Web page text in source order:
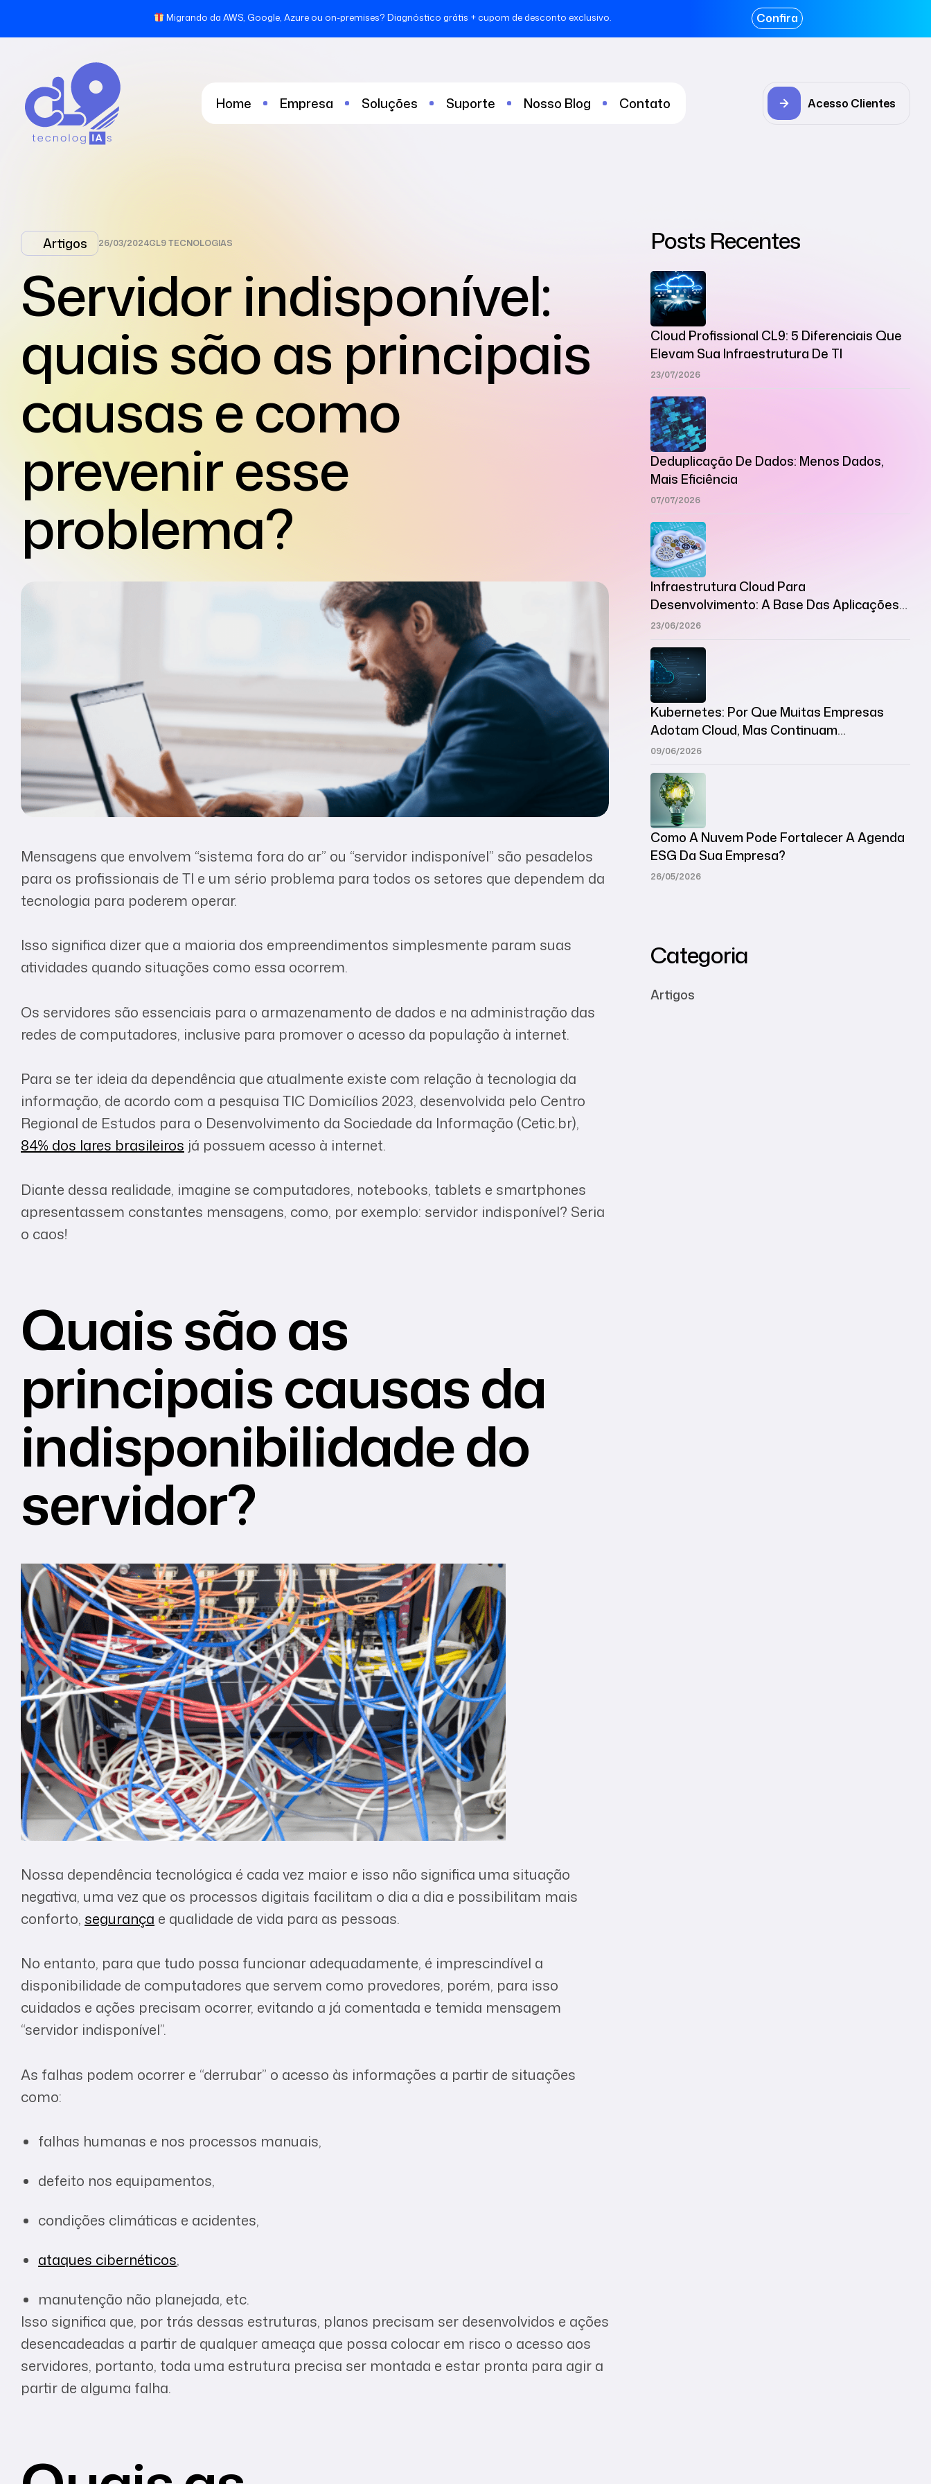
Migrando da AWS, Google, Azure ou on-premises? Diagnóstico grátis + cupom de desconto exclusivo. Confira
Home Empresa Soluções Suporte Nosso Blog Contato Acesso Clientes
Artigos 26/03/2024CL9 TECNOLOGIAS
Servidor indisponível:
quais são as principais
causas e como
prevenir esse
problema?
Mensagens que envolvem “sistema fora do ar” ou “servidor indisponível” são pesadelos
para os profissionais de TI e um sério problema para todos os setores que dependem da
tecnologia para poderem operar.
Isso significa dizer que a maioria dos empreendimentos simplesmente param suas
atividades quando situações como essa ocorrem.
Os servidores são essenciais para o armazenamento de dados e na administração das
redes de computadores, inclusive para promover o acesso da população à internet.
Para se ter ideia da dependência que atualmente existe com relação à tecnologia da
informação, de acordo com a pesquisa TIC Domicílios 2023, desenvolvida pelo Centro
Regional de Estudos para o Desenvolvimento da Sociedade da Informação (Cetic.br),
84% dos lares brasileiros já possuem acesso à internet.
Diante dessa realidade, imagine se computadores, notebooks, tablets e smartphones
apresentassem constantes mensagens, como, por exemplo: servidor indisponível? Seria
o caos!
Quais são as
principais causas da
indisponibilidade do
servidor?
Nossa dependência tecnológica é cada vez maior e isso não significa uma situação
negativa, uma vez que os processos digitais facilitam o dia a dia e possibilitam mais
conforto, segurança e qualidade de vida para as pessoas.
No entanto, para que tudo possa funcionar adequadamente, é imprescindível a
disponibilidade de computadores que servem como provedores, porém, para isso
cuidados e ações precisam ocorrer, evitando a já comentada e temida mensagem
“servidor indisponível”.
As falhas podem ocorrer e “derrubar” o acesso às informações a partir de situações
como:
falhas humanas e nos processos manuais,
defeito nos equipamentos,
condições climáticas e acidentes,
ataques cibernéticos,
manutenção não planejada, etc.
Isso significa que, por trás dessas estruturas, planos precisam ser desenvolvidos e ações
desencadeadas a partir de qualquer ameaça que possa colocar em risco o acesso aos
servidores, portanto, toda uma estrutura precisa ser montada e estar pronta para agir a
partir de alguma falha.
Posts Recentes
23/07/2026
Cloud Profissional CL9: 5 Diferenciais Que
Elevam Sua Infraestrutura De TI
07/07/2026
Deduplicação De Dados: Menos Dados,
Mais Eficiência
23/06/2026
Infraestrutura Cloud Para
Desenvolvimento: A Base Das Aplicações
Modernas
09/06/2026
Kubernetes: Por Que Muitas Empresas
Adotam Cloud, Mas Continuam
Desorganizadas?
26/05/2026
Como A Nuvem Pode Fortalecer A Agenda
ESG Da Sua Empresa?
Categoria
Artigos